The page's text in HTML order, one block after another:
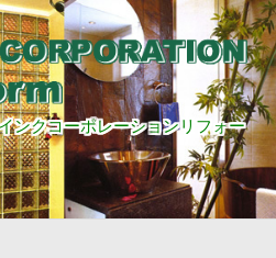
ンクコーポレーションリフォー